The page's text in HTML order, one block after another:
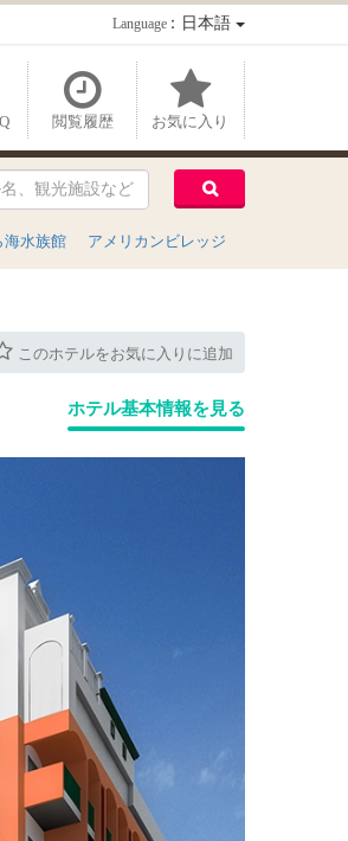
Language：日本語
閲覧履歴 お気に入り
海水族館 アメリカンビレッジ
このホテルをお気に入りに追加
ホテル基本情報を見る